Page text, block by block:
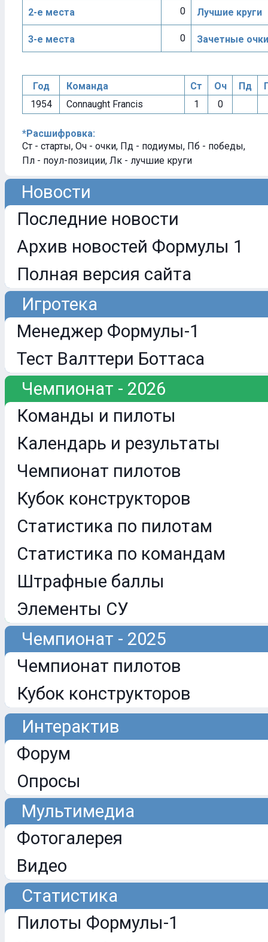
2-е места 0 Лучшие круги
3-е места 0 Зачетные очки
Год Команда Ст Оч Пд
1954
Connaught Francis 1 0
*Расшифровка:
Ст - старты, Оч - очки, Пд - подиумы, Пб - победы,
Пл - поул-позиции, Лк - лучшие круги
Новости
Последние новости
Архив новостей Формулы 1
Полная версия сайта
Игротека
Менеджер Формулы-1
Тест Валттери Боттаса
Чемпионат - 2026
Команды и пилоты
Календарь и результаты
Чемпионат пилотов
Кубок конструкторов
Статистика по пилотам
Статистика по командам
Штрафные баллы
Элементы СУ
Чемпионат - 2025
Чемпионат пилотов
Кубок конструкторов
Интерактив
Форум
Опросы
Мультимедиа
Фотогалерея
Видео
Статистика
Пилоты Формулы-1